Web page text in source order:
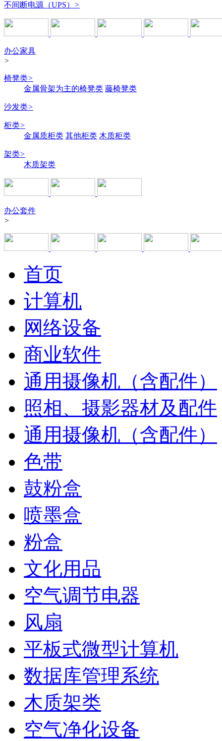
不间断电源（UPS） >
办公家具
>
椅凳类>
金属骨架为主的椅凳类 藤椅凳类
沙发类>
柜类>
金属质柜类 其他柜类 木质柜类
架类>
木质架类
办公套件
>
首页
计算机
网络设备
商业软件
通用摄像机（含配件）
照相、摄影器材及配件
通用摄像机（含配件）
色带
鼓粉盒
喷墨盒
粉盒
文化用品
空气调节电器
风扇
平板式微型计算机
数据库管理系统
木质架类
空气净化设备